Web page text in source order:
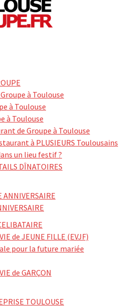
à Toulouse
à Toulouse
à Toulouse
de Groupe à Toulouse
à PLUSIEURS Toulousains
un lieu festif ?
DÎNATOIRES
ANNIVERSAIRE
de JEUNE FILLE (EVJF)
pour la future mariée
de GARÇON
TOULOUSE